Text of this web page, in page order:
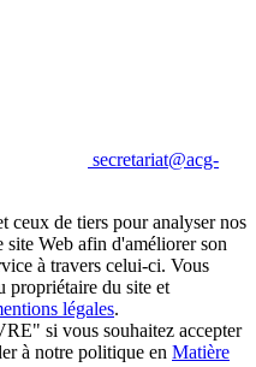
secretariat@acg-
ceux de tiers pour analyser nos
site Web afin d'améliorer son
à travers celui-ci. Vous
propriétaire du site et
légales.
si vous souhaitez accepter
à notre politique en Matière